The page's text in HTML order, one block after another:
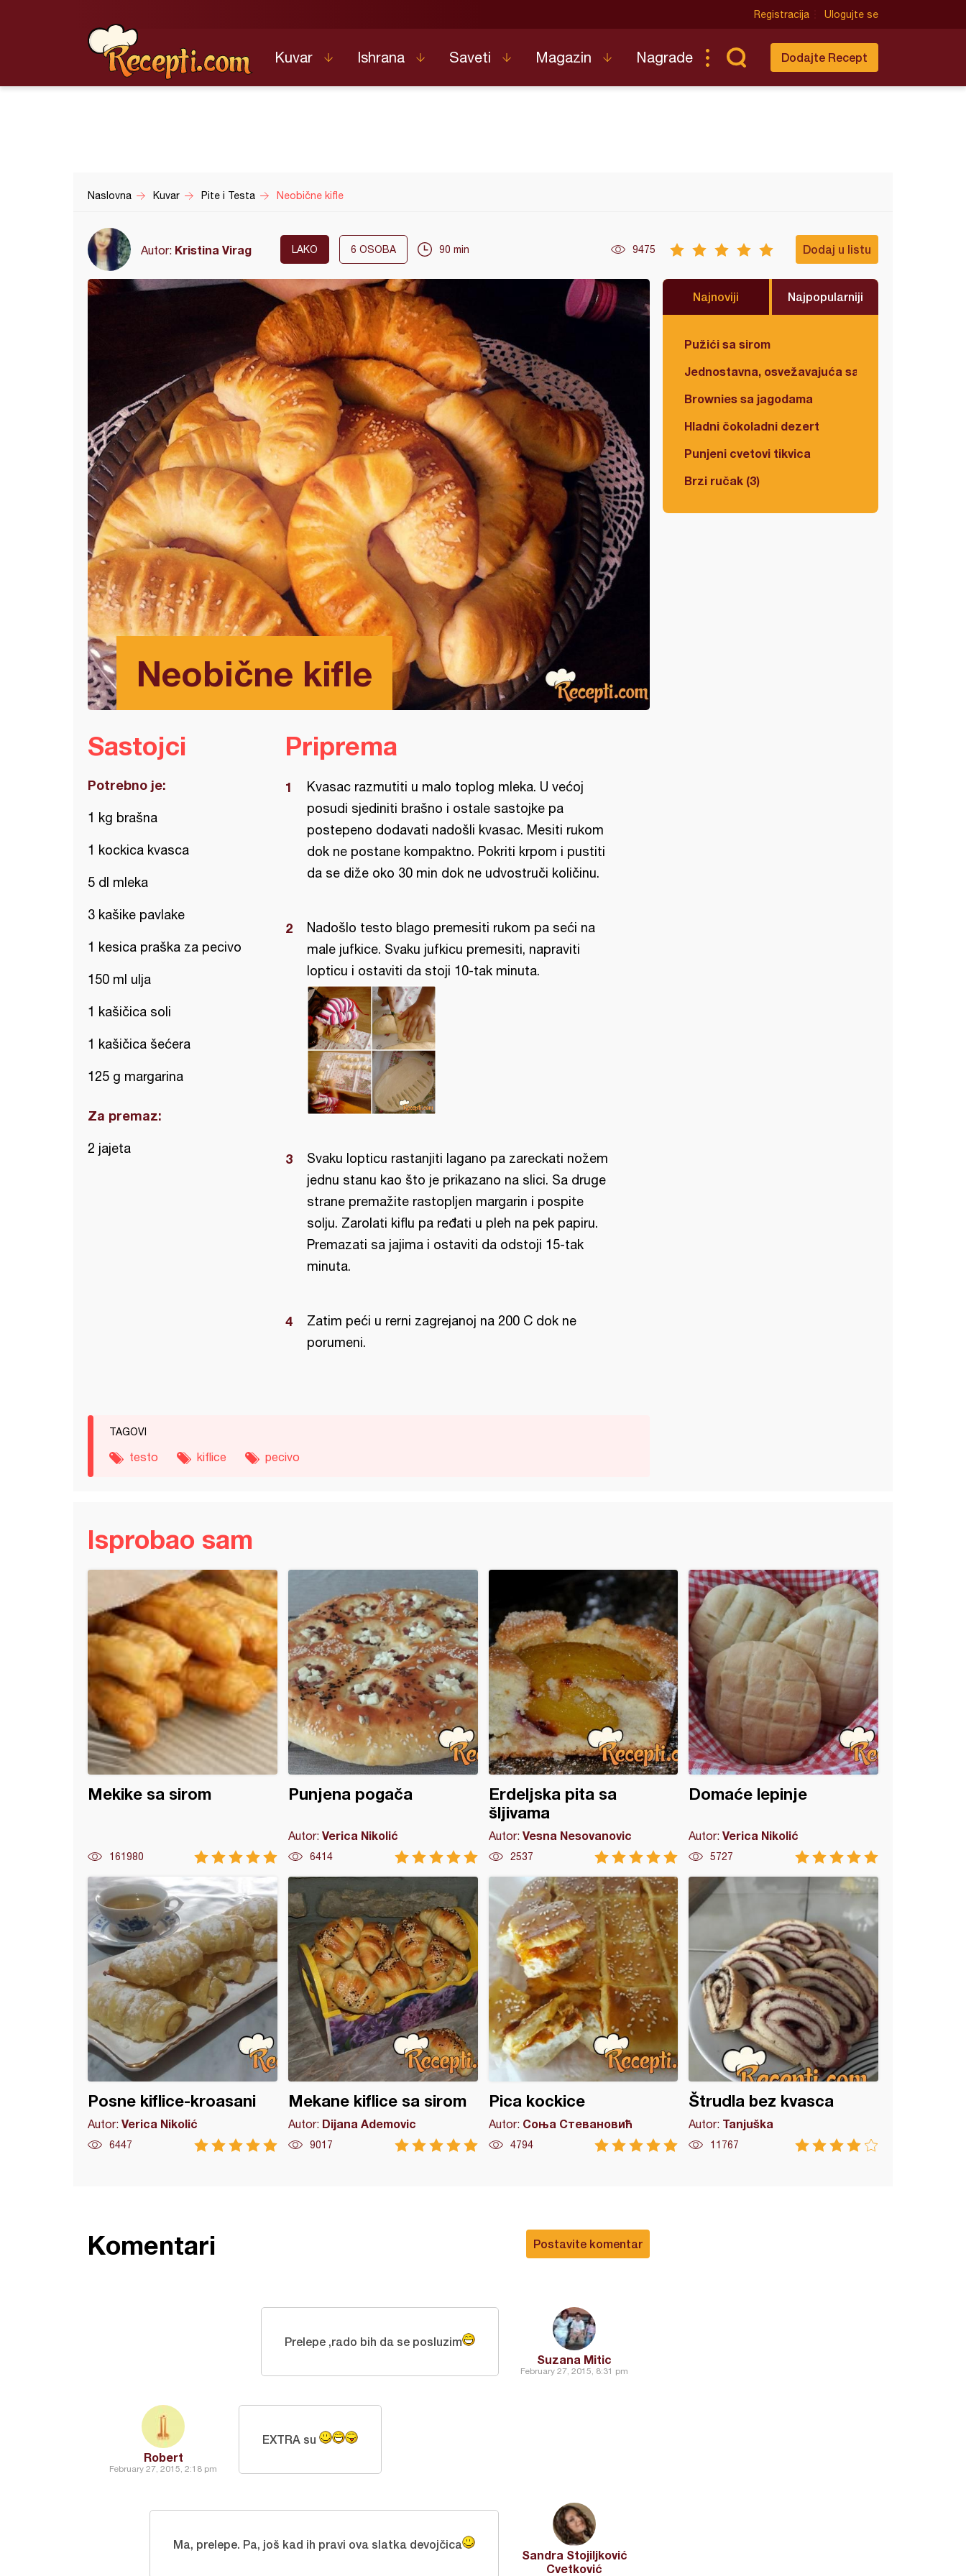
Registracija Ulogujte se
Kuvar Ishrana Saveti Magazin Nagrade Dodajte Recept
Naslovna Kuvar Pite i Testa Neobične kifle
Autor: Kristina Virag LAKO 6 OSOBA 90 min 9475 Dodaj u listu
Neobične kifle
Najnoviji Najpopularniji
Pužići sa sirom
Jednostavna, osvežavajuća salata
Brownies sa jagodama
Hladni čokoladni dezert
Punjeni cvetovi tikvica
Brzi ručak (3)
Sastojci
Potrebno je:
1 kg brašna
1 kockica kvasca
5 dl mleka
3 kašike pavlake
1 kesica praška za pecivo
150 ml ulja
1 kašičica soli
1 kašičica šećera
125 g margarina
Za premaz:
2 jajeta
Priprema
Kvasac razmutiti u malo toplog mleka. U većoj
posudi sjediniti brašno i ostale sastojke pa
postepeno dodavati nadošli kvasac. Mesiti rukom
dok ne postane kompaktno. Pokriti krpom i pustiti
da se diže oko 30 min dok ne udvostruči količinu.
Nadošlo testo blago premesiti rukom pa seći na
male jufkice. Svaku jufkicu premesiti, napraviti
lopticu i ostaviti da stoji 10-tak minuta.
Svaku lopticu rastanjiti lagano pa zareckati nožem
jednu stanu kao što je prikazano na slici. Sa druge
strane premažite rastopljen margarin i pospite
solju. Zarolati kiflu pa ređati u pleh na pek papiru.
Premazati sa jajima i ostaviti da odstoji 15-tak
minuta.
Zatim peći u rerni zagrejanoj na 200 C dok ne
porumeni.
TAGOVI
testo kiflice pecivo
Isprobao sam
Mekike sa sirom
161980
Punjena pogača
Autor: Verica Nikolić
6414
Erdeljska pita sa
šljivama
Autor: Vesna Nesovanovic
2537
Domaće lepinje
Autor:Verica Nikolić
5727
Posne kiflice-kroasani
Autor: Verica Nikolić
6447
Mekane kiflice sa sirom
Autor: Dijana Ademovic
9017
Pica kockice
Autor: Соња Стевановић
4794
Štrudla bez kvasca
Autor: Tanjuška
11767
Postavite komentar
Komentari
Suzana Mitic
February 27, 2015, 8:31 pm
Prelepe ,rado bih da se posluzim
Robert
February 27, 2015, 2:18 pm
EXTRA su
Sandra Stojiljković
Cvetković
Ma, prelepe. Pa, još kad ih pravi ova slatka devojčica